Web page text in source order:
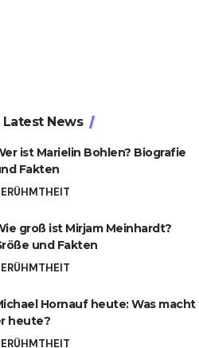
Latest News
ist Marielin Bohlen? Biografie
Fakten
groß ist Mirjam Meinhardt?
und Fakten
Hornauf heute: Was macht
heute?